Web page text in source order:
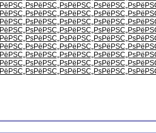
РёРЅС„РѕРёРЅС„РѕРёРЅС„РѕРёРЅС„Рѕ
РёРЅС„РѕРёРЅС„РѕРёРЅС„РѕРёРЅС„Рѕ
РёРЅС„РѕРёРЅС„РѕРёРЅС„РѕРёРЅС„Рѕ
РёРЅС„РѕРёРЅС„РѕРёРЅС„РѕРёРЅС„Рѕ
РёРЅС„РѕРёРЅС„РѕРёРЅС„РѕРёРЅС„Рѕ
РёРЅС„РѕРёРЅС„РѕРёРЅС„РѕРёРЅС„Рѕ
РёРЅС„РѕРёРЅС„РѕРёРЅС„РѕРёРЅС„Рѕ
РёРЅС„РѕРёРЅС„РѕРёРЅС„РѕРёРЅС„Рѕ
РёРЅС„РѕРёРЅС„РѕРёРЅС„РѕРёРЅС„Рѕ